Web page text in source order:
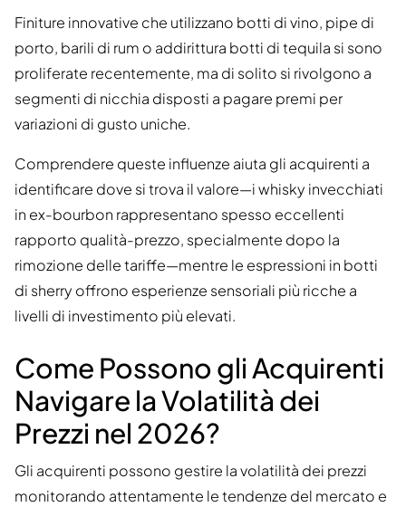
Finiture innovative che utilizzano botti di vino, pipe di
porto, barili di rum o addirittura botti di tequila si sono
proliferate recentemente, ma di solito si rivolgono a
segmenti di nicchia disposti a pagare premi per
variazioni di gusto uniche.
Comprendere queste influenze aiuta gli acquirenti a
identificare dove si trova il valore—i whisky invecchiati
in ex-bourbon rappresentano spesso eccellenti
rapporto qualità-prezzo, specialmente dopo la
rimozione delle tariffe—mentre le espressioni in botti
di sherry offrono esperienze sensoriali più ricche a
livelli di investimento più elevati.
Come Possono gli Acquirenti
Navigare la Volatilità dei
Prezzi nel 2026?
Gli acquirenti possono gestire la volatilità dei prezzi
monitorando attentamente le tendenze del mercato e